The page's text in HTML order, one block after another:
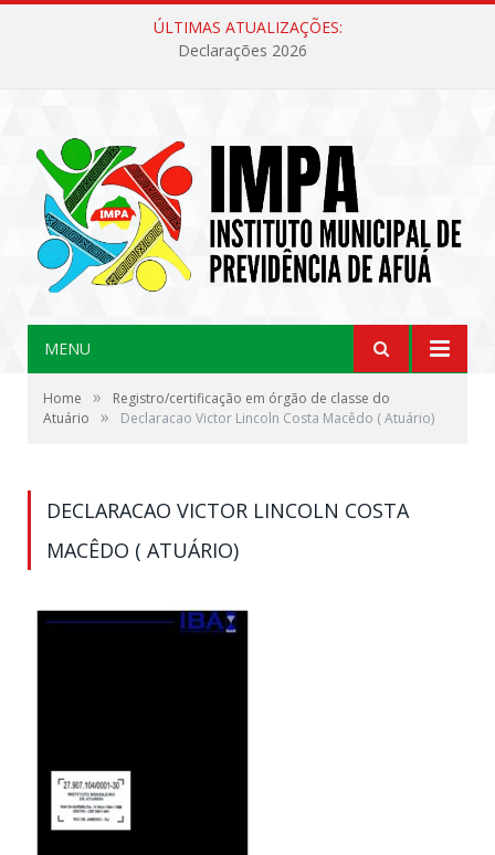
ÚLTIMAS ATUALIZAÇÕES:
Declarações 2026
MENU
Home »
Registro/certificação em órgão de classe do
Atuário
» Declaracao Victor Lincoln Costa Macêdo ( Atuário)
DECLARACAO VICTOR LINCOLN COSTA
MACÊDO ( ATUÁRIO)